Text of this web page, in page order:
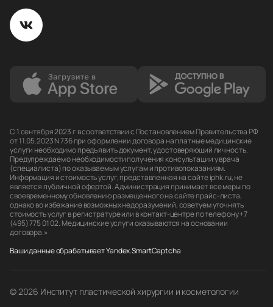
С 1 сентября 2023 г в соответствии с Постановлением Правительства РФ
от 11.05.2023 N 736 при оформлении договора на платные медицинские
услуги необходимо предъявить документ, удостоверяющий личность.
Предупреждаем о необходимости получения консультации у врача
(специалиста) по оказываемым услугам и противопоказаниям.
Информация и стоимость услуг, представленная на сайте iphk.ru, не
является публичной офертой. Администрация принимает все меры по
своевременному обновлению размещенного на сайте прайс-листа,
однако во избежание возможных недоразумений, советуем уточнять
стоимость услуг в регистратуре или в контакт-центре по телефону +7
(495) 775 01 02. Медицинские услуги оказываются на основании
договора.»
Ваши данные обрабатывает Yandex.SmartCaptcha
© 2026 Институт пластической хирургии и косметологии